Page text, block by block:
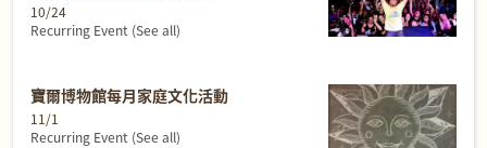
10/24
Recurring Event (See all)
寶爾博物館每月家庭文化活動
11/1
Recurring Event (See all)